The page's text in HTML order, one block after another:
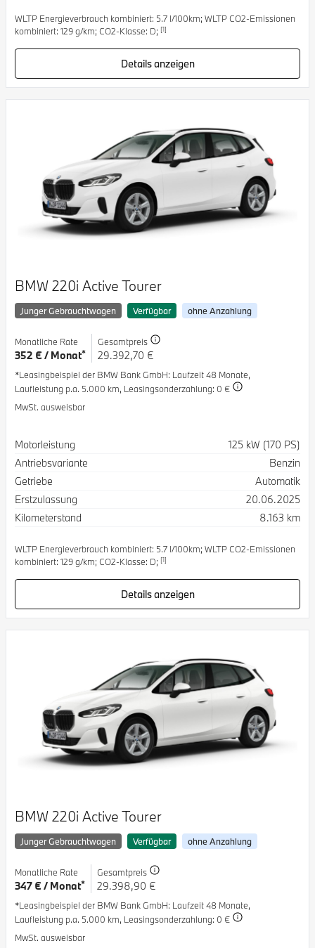
WLTP Energieverbrauch kombiniert: 5.7 l/100km; WLTP CO2-Emissionen
kombiniert: 129 g/km; CO2-Klasse: D; [1]
Details anzeigen
BMW 220i Active Tourer
Junger Gebrauchtwagen Verfügbar ohne Anzahlung
Monatliche Rate
352 € / Monat*
Gesamtpreis
29.392,70 €
*Leasingbeispiel der BMW Bank GmbH: Laufzeit 48 Monate,
Laufleistung p.a. 5.000 km, Leasingsonderzahlung: 0 €
MwSt. ausweisbar
Spezifikation
Motorleistung
125 kW (170 PS)
Antriebsvariante
Benzin
Getriebe
Automatik
Erstzulassung
20.06.2025
Kilometerstand
8.163 km
WLTP Energieverbrauch kombiniert: 5.7 l/100km; WLTP CO2-Emissionen
kombiniert: 129 g/km; CO2-Klasse: D; [1]
Details anzeigen
BMW 220i Active Tourer
Junger Gebrauchtwagen Verfügbar ohne Anzahlung
Monatliche Rate
347 € / Monat*
Gesamtpreis
29.398,90 €
*Leasingbeispiel der BMW Bank GmbH: Laufzeit 48 Monate,
Laufleistung p.a. 5.000 km, Leasingsonderzahlung: 0 €
MwSt. ausweisbar